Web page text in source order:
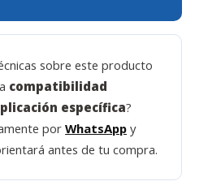
sobre este producto
compatibilidad
específica?
porWhatsApp y
antes de tu compra.